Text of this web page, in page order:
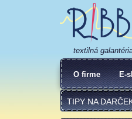
textilná
O firme E-
TIPY NA